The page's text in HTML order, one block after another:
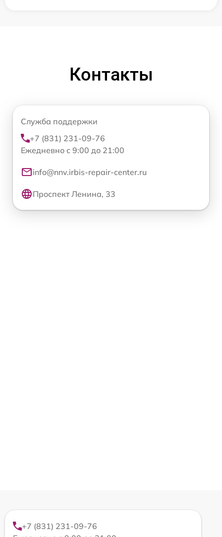
Контакты
Служба поддержки
+7 (831) 231-09-76
Ежедневно с 9:00 до 21:00
info@nnv.irbis-repair-center.ru
Проспект Ленина, 33
+7 (831) 231-09-76